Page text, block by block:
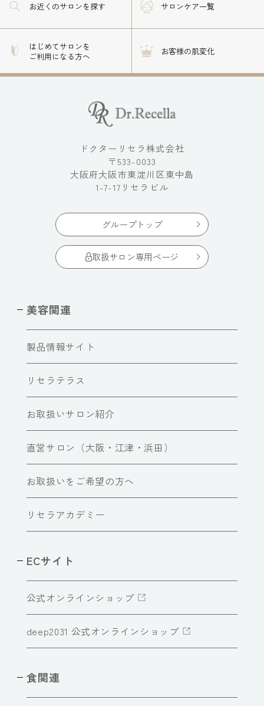
お近くのサロンを探す サロンケア一覧
はじめてサロンを
ご利用になる方へ
お客様の肌変化
ドクターリセラ株式会社
〒533-0033
大阪府大阪市東淀川区東中島
1-7-17リセラビル
グループトップ
取扱サロン専用ページ
美容関連
製品情報サイト
リセラテラス
お取扱いサロン紹介
直営サロン（大阪・江津・浜田）
お取扱いをご希望の方へ
リセラアカデミー
ECサイト
公式オンラインショップ
deep2031 公式オンラインショップ
食関連